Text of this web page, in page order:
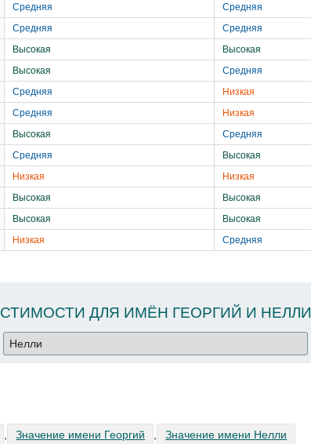
Средняя
Средняя
Средняя
Средняя
Высокая
Высокая
Высокая
Средняя
Средняя
Низкая
Средняя
Низкая
Высокая
Средняя
Средняя
Высокая
Низкая
Низкая
Высокая
Высокая
Высокая
Высокая
Низкая Средняя
ДЛЯ ИМЁН ГЕОРГИЙ И НЕЛЛИ
Значение имени Георгий Значение имени Нелли